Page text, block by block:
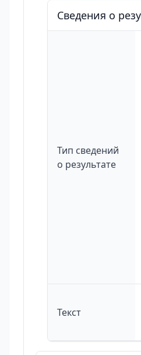
Сведения о
Тип сведений
о результате
Текст